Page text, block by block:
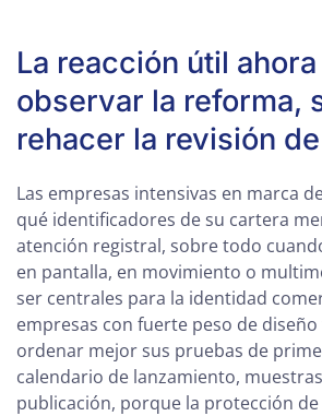
La reacción útil
observar la reforma,
rehacer la revisión
Las empresas intensivas en marca
qué identificadores de su cartera
atención registral, sobre todo
en pantalla, en movimiento o
ser centrales para la identidad
empresas con fuerte peso de
ordenar mejor sus pruebas de
calendario de lanzamiento,
publicación, porque la protección